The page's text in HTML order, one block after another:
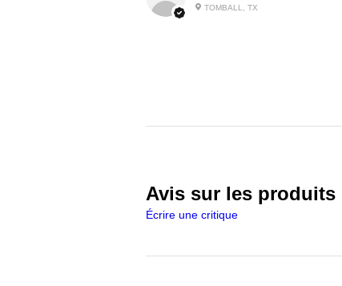
TOMBALL, TX
Avis sur les produits
Écrire une critique